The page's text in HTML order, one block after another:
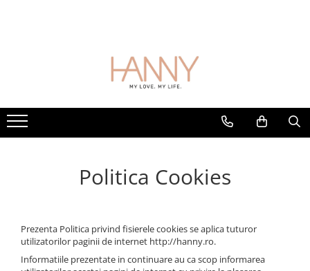
Bijuterii AUR pentru Copii
Solutie curatare argint
Solutii pentru Curatare in Atelier
sau Magazin
Politica Cookies
Prezenta Politica privind fisierele cookies se aplica tuturor
utilizatorilor paginii de internet http://hanny.ro.
Informatiile prezentate in continuare au ca scop informarea